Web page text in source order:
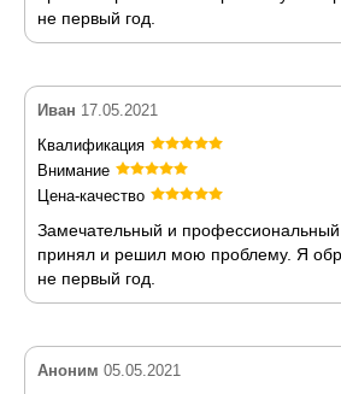
не первый год.
Иван 17.05.2021
Квалификация
Внимание
Цена-качество
Замечательный и
принял и решил мою проблему. Я
не первый год.
Аноним 05.05.2021